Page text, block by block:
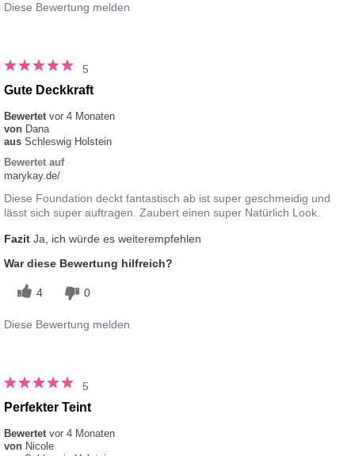
Diese Bewertung melden
5
Gute Deckkraft
Bewertet vor 4 Monaten
von Dana
aus Schleswig Holstein
Bewertet auf
marykay.de/
Diese Foundation deckt fantastisch ab ist super geschmeidig und
lässt sich super auftragen. Zaubert einen super Natürlich Look.
Fazit Ja, ich würde es weiterempfehlen
War diese Bewertung hilfreich?
4 0
Diese Bewertung melden
5
Perfekter Teint
Bewertet vor 4 Monaten
von Nicole